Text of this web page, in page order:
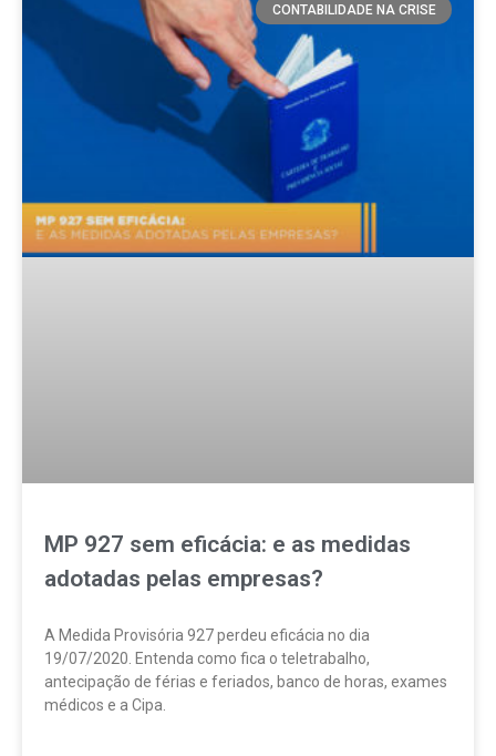
CONTABILIDADE NA CRISE
MP 927 sem eficácia: e as medidas
adotadas pelas empresas?
A Medida Provisória 927 perdeu eficácia no dia
19/07/2020. Entenda como fica o teletrabalho,
antecipação de férias e feriados, banco de horas, exames
médicos e a Cipa.